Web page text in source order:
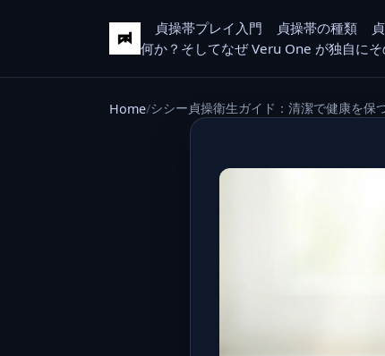
貞操帯プレイ入門 貞操帯の種類
何か？そしてなぜ Veru One が独自に
Home シシー貞操衛生ガイド：清潔で健康を保